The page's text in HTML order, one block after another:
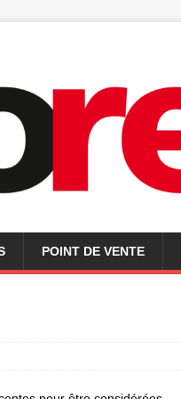
POINT DE VENTE